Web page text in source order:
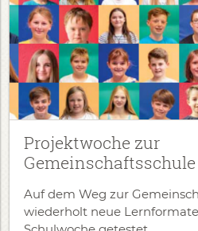
Projektwoche zur
Gemeinschaftsschule
Auf dem Weg zur
wiederholt neue